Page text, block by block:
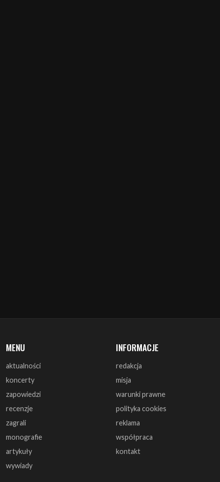
aktualności
zapowiedzi
recenzje
zagrali
monografie
artykuły
wywiady
redakcja
warunki prawne
polityka cookies
reklama
współpraca
kontakt
DOŁĄCZ DO NAS